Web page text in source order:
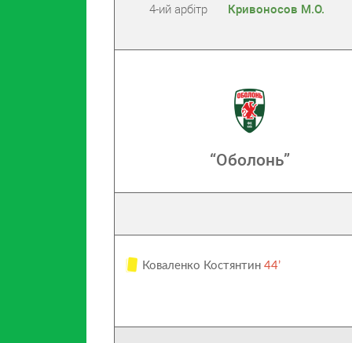
4-ий арбітр
Кривоносов М.О.
“Оболонь”
Коваленко Костянтин 44’